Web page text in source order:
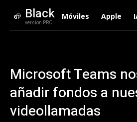
Black
version PRO
Móviles Apple
Microsoft Teams
añadir fondos a
videollamadas